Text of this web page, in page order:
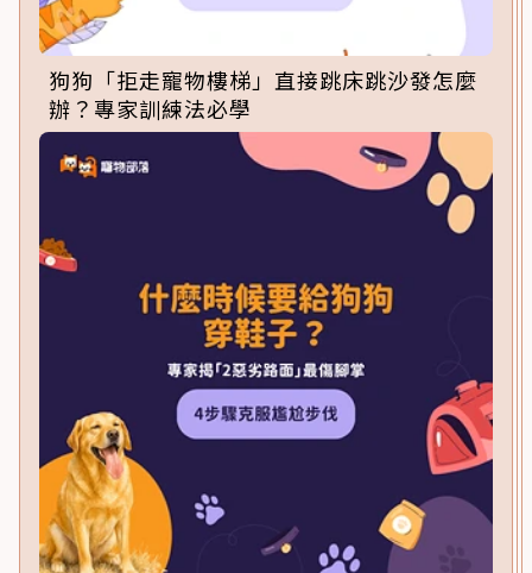
狗狗「拒走寵物樓梯」直接跳床跳沙發怎麼
辦？專家訓練法必學